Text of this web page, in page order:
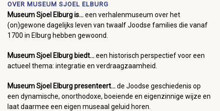
OVER MUSEUM SJOEL ELBURG
Museum Sjoel Elburg is...een verhalenmuseum over het
(on)gewone dagelijks leven van twaalf Joodse families die vanaf
1700 in Elburg hebben gewoond.
Museum Sjoel Elburg biedt...een historisch perspectief voor een
actueel thema: integratie en verdraagzaamheid.
Museum Sjoel Elburg presenteert...de Joodse geschiedenis op
een dynamische, onorthodoxe, boeiende en eigenzinnige wijze en
laat daarmee een eigen museaal geluid horen.